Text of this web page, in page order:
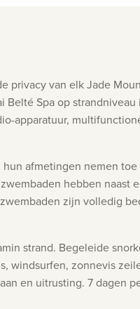
privacy van elk Jade
Belté Spa op
apparatuur,
afmetingen nemen
hebben naast
zijn volledig
strand. Begeleide
windsurfen, zonnevis
en uitrusting. 7 dagen